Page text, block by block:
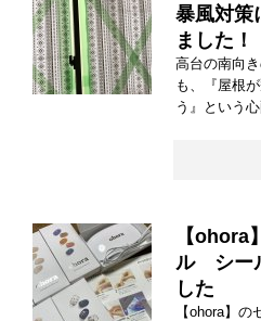
暴風対策
ました！
高台の南向
も、『屋根
う』という
【ohora
ル シー
した
【ohora】